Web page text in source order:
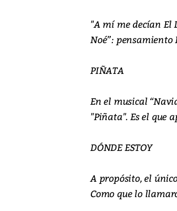
"A mí me decían El
Noé”: pensamiento
PIÑATA
En el musical
"Piñata". Es el que
DÓNDE ESTOY
A propósito, el
Como que lo